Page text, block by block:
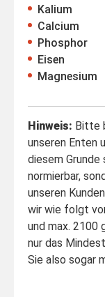
Kalium
Calcium
Phosphor
Eisen
Magnesium
Hinweis: Bitte
unseren Enten
diesem Grunde
normierbar,
unseren
wir wie folgt
und max. 2100
nur das
Sie also sogar